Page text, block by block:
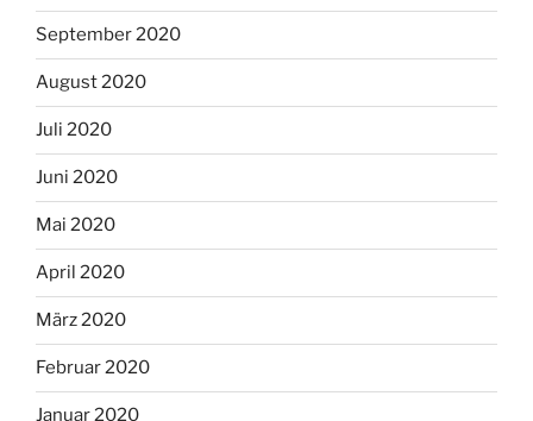
September 2020
August 2020
Juli 2020
Juni 2020
Mai 2020
April 2020
März 2020
Februar 2020
Januar 2020